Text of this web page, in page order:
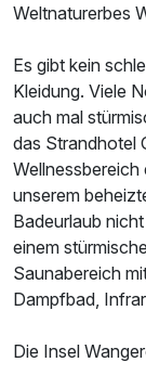
Weltnaturerbes
Es gibt kein
Kleidung. Viele
auch mal
das Strandhotel
unserem
Badeurlaub
einem
Saunabereich
Dampfbad,
Die Insel